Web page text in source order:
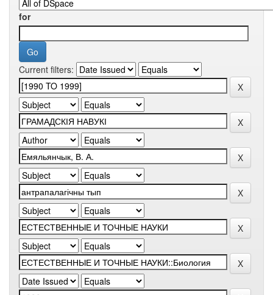
for
Current filters: